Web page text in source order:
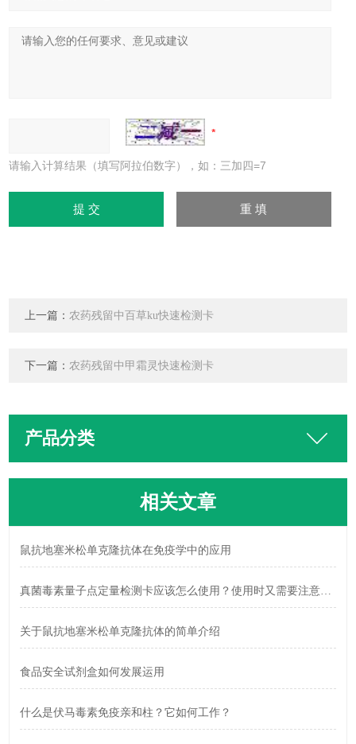
请输入计算结果（填写阿拉伯数字），如：三加四=7
上一篇： 农药残留中百草ku快速检测卡
下一篇： 农药残留中甲霜灵快速检测卡
产品分类
相关文章
鼠抗地塞米松单克隆抗体在免疫学中的应用
真菌毒素量子点定量检测卡应该怎么使用？使用时又需要注意什么？
关于鼠抗地塞米松单克隆抗体的简单介绍
食品安全试剂盒如何发展运用
什么是伏马毒素免疫亲和柱？它如何工作？